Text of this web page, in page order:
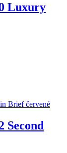
Luxury
Second